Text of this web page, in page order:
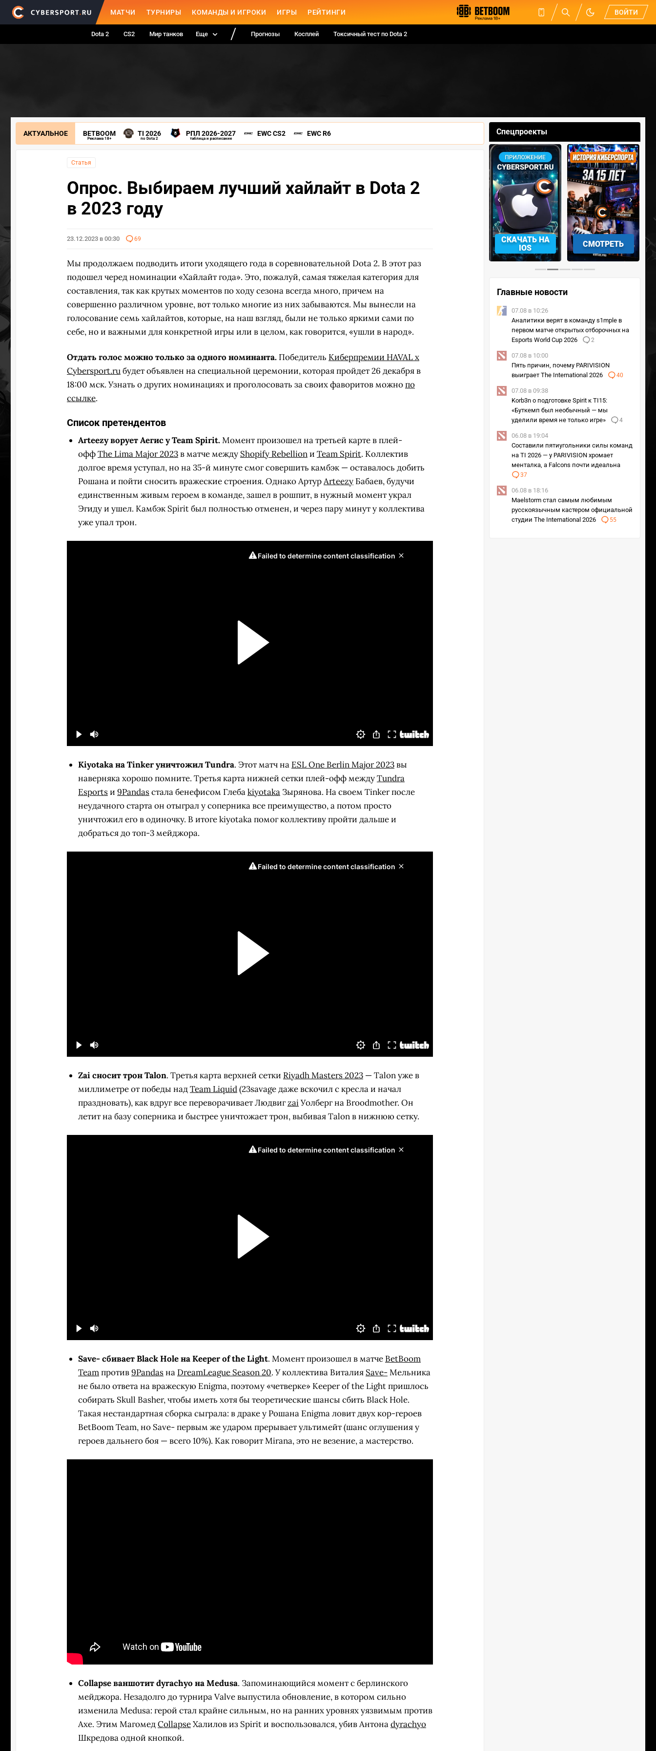
МАТЧИ ТУРНИРЫ КОМАНДЫ И ИГРОКИ ИГРЫ РЕЙТИНГИ ВОЙТИ
Dota 2 CS2 Мир танков Еще Прогнозы Косплей Токсичный тест по Dota 2
АКТУАЛЬНОЕ BETBOOM
Реклама 18+
TI 2026
по Dota 2
РПЛ 2026-2027
таблица и расписание
EWC CS2 EWC R6
Статья
Опрос. Выбираем лучший хайлайт в Dota 2
в 2023 году
23.12.2023 в 00:30 69
Мы продолжаем подводить итоги уходящего года в соревновательной Dota 2. В этот раз
подошел черед номинации «Хайлайт года». Это, пожалуй, самая тяжелая категория для
составления, так как крутых моментов по ходу сезона всегда много, причем на
совершенно различном уровне, вот только многие из них забываются. Мы вынесли на
голосование семь хайлайтов, которые, на наш взгляд, были не только яркими сами по
себе, но и важными для конкретной игры или в целом, как говорится, «ушли в народ».
Отдать голос можно только за одного номинанта. Победитель Киберпремии HAVAL x
Cybersport.ruбудет объявлен на специальной церемонии, которая пройдет 26 декабря в
18:00 мск. Узнать о других номинациях и проголосовать за своих фаворитов можнопо
ссылке.
Список претендентов
Arteezy ворует Аегис у Team Spirit.Момент произошел на третьей карте в плей-
оффThe Lima Major 2023в матче между Shopify Rebellionи Team Spirit. Коллектив
долгое время уступал, но на 35-й минуте смог совершить камбэк — оставалось добить
Рошана и пойти сносить вражеские строения. Однако АртурArteezy Бабаев, будучи
единственным живым героем в команде, зашел в рошпит, в нужный момент украл
Эгиду и ушел. Камбэк Spirit был полностью отменен, и через пару минут у коллектива
уже упал трон.
Kiyotaka на Tinker уничтожил Tundra. Этот матч на ESL One Berlin Major 2023вы
наверняка хорошо помните. Третья карта нижней сетки плей-офф междуTundra
Esportsи 9Pandasстала бенефисом Глебаkiyotaka Зырянова. На своем Tinker после
неудачного старта он отыграл у соперника все преимущество, а потом просто
уничтожил его в одиночку. В итоге kiyotaka помог коллективу пройти дальше и
добраться до топ-3 мейджора.
Zai сносит трон Talon. Третья карта верхней сетки Riyadh Masters 2023 — Talon уже в
миллиметре от победы надTeam Liquid(23savage даже вскочил с кресла и начал
праздновать), как вдруг все переворачивает ЛюдвигzaiУолберг на Broodmother. Он
летит на базу соперника и быстрее уничтожает трон, выбивая Talon в нижнюю сетку.
Save- сбивает Black Hole на Keeper of the Light. Момент произошел в матче BetBoom
Teamпротив9Pandasна DreamLeague Season 20. У коллектива Виталия Save-Мельника
не было ответа на вражескую Enigma, поэтому «четверке» Keeper of the Light пришлось
собирать Skull Basher, чтобы иметь хотя бы теоретические шансы сбить Black Hole.
Такая нестандартная сборка сыграла: в драке у Рошана Enigma ловит двух кор-героев
BetBoom Team, но Save- первым же ударом прерывает ультимейт (шанс оглушения у
героев дальнего боя — всего 10%). Как говорит Mirana, это не везение, а мастерство.
Collapse ваншотит dyrachyo на Medusa. Запоминающийся момент с берлинского
мейджора. Незадолго до турнира Valve выпустила обновление, в котором сильно
изменила Medusa: герой стал крайне сильным, но на ранних уровнях уязвимым против
Axe. Этим МагомедCollapseХалилов из Spirit и воспользовался, убив Антонаdyrachyo
Шкредова одной кнопкой.
Спецпроекты
СКАЧАТЬ НА
IOS
СМОТРЕТЬ
‹ ›
Главные новости
07.08 в 10:26
Аналитики верят в команду s1mple в
первом матче открытых отборочных на
Esports World Cup 2026
2
07.08 в 10:00
Пять причин, почему PARIVISION
выиграет The International 2026
40
07.08 в 09:38
Korb3n о подготовке Spirit к TI15:
«Буткемп был необычный — мы
уделили время не только игре»
4
06.08 в 19:04
Составили пятиугольники силы команд
на TI 2026 — у PARIVISION хромает
менталка, а Falcons почти идеальна
37
06.08 в 18:16
Maelstorm стал самым любимым
русскоязычным кастером официальной
студии The International 2026
55